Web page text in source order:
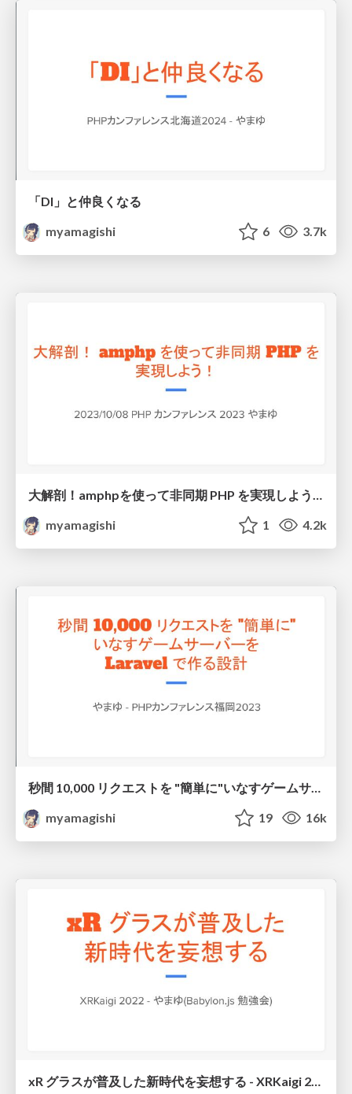
「DI」と仲良くなる
myamagishi
6 3.7k
大解剖！amphpを使って非同期 PHP を実現しよう！
myamagishi
1 4.2k
秒間 10,000 リクエストを "簡単に"いなすゲームサーバーを Laravel で作る設計
myamagishi
19 16k